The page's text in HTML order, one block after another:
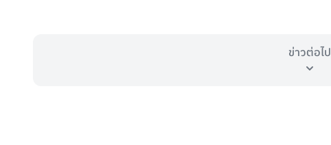
ข่าวต่อไป